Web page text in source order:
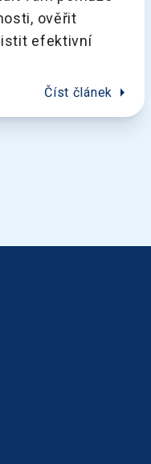
ověřit
efektivní
Číst článek arrow_right